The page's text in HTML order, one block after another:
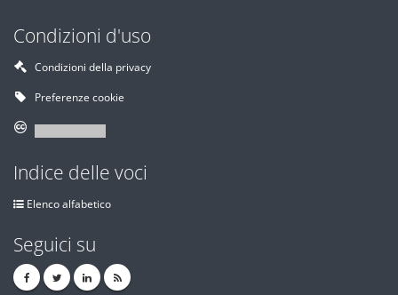
Condizioni d'uso
Condizioni della privacy
Preferenze cookie
Indice delle voci
Elenco alfabetico
Seguici su